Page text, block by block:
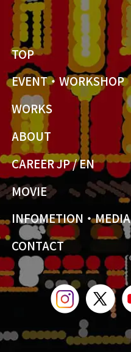
TOP
EVENT・WORKSHOP
WORKS
ABOUT
CAREER JP/EN
MOVIE
INFOMETION・MEDIA
CONTACT